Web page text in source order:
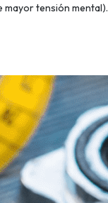
mayor tensión mental).